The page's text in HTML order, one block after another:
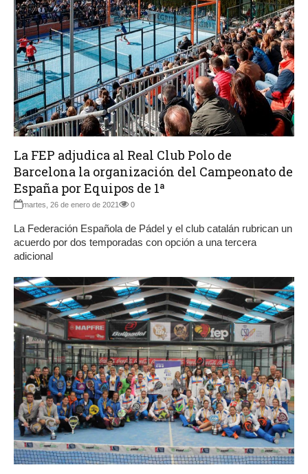
La FEP adjudica al Real Club Polo de
Barcelona la organización del Campeonato de
España por Equipos de 1ª
martes, 26 de enero de 2021 0
La Federación Española de Pádel y el club catalán rubrican un
acuerdo por dos temporadas con opción a una tercera
adicional